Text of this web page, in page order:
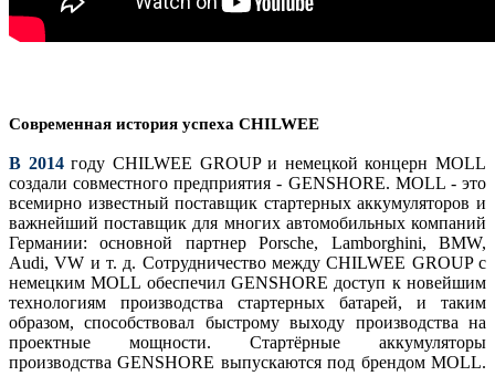
Современная история успеха CHILWEE
В 2014 году CHILWEE GROUP и немецкой концерн MOLL
создали совместного предприятия - GENSHORE. MOLL - это
всемирно известный поставщик стартерных аккумуляторов и
важнейший поставщик для многих автомобильных компаний
Германии: основной партнер Porsche, Lamborghini, BMW,
Audi, VW и т. д. Сотрудничество между CHILWEE GROUP с
немецким MOLL обеспечил GENSHORE доступ к новейшим
технологиям производства стартерных батарей, и таким
образом, способствовал быстрому выходу производства на
проектные мощности. Стартёрные аккумуляторы
производства GENSHORE выпускаются под брендом MOLL.